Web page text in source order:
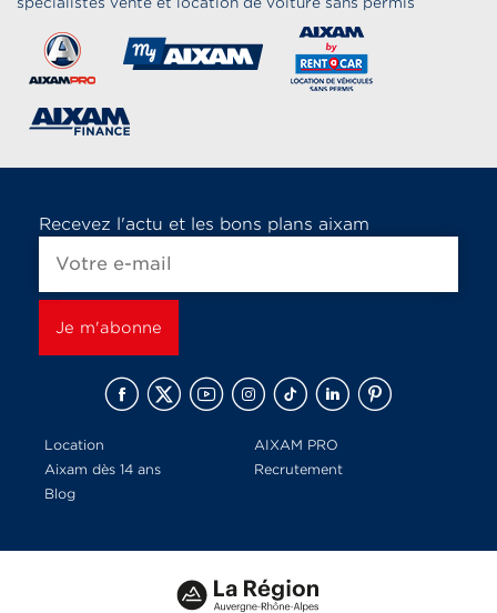
Recevez l'actu et les bons plans aixam
Location
AIXAM PRO
Aixam dès 14 ans
Recrutement
Blog